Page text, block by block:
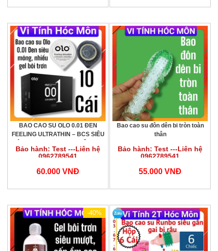
BAO CAO SU OLO 0.01 ĐEN
FEELING ULTRATHIN – BCS SIÊU
BÔI TRƠN – HỘP 10 BCS bao cao
Bảo hành: Test ---Liên hệ
0962789541
60.000 VNĐ
Bao cao su đôn dên bi tròn toàn
thân
Bảo hành: Test ---Liên hệ
0962789541
55.000 VNĐ
-40%